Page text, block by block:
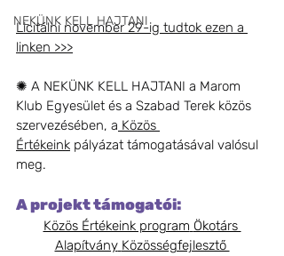
NEKÜNK KELL HAJTANI
Licitálni november 29-ig tudtok ezen a
linken >>>
✺ A NEKÜNK KELL HAJTANI a Marom
Klub Egyesület és a Szabad Terek közös
szervezésében, a Közös
Értékeink pályázat támogatásával valósul
meg.
A projekt támogatói:
Közös Értékeink program Ökotárs
Alapítvány Közösségfejlesztő